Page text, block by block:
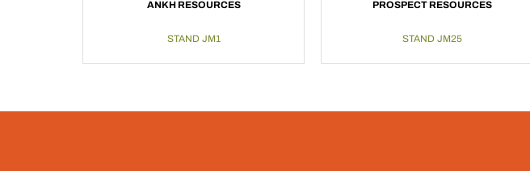
ANKH RESOURCES
STAND JM1
PROSPECT RESOURCES
STAND JM25